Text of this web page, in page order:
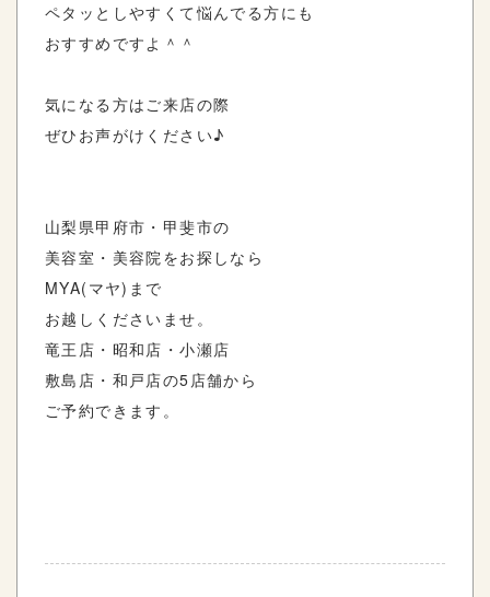
ペタッとしやすくて悩んでる方にも
おすすめですよ＾＾
気になる方はご来店の際
ぜひお声がけください♪
山梨県甲府市・甲斐市の
美容室・美容院をお探しなら
MYA(マヤ)まで
お越しくださいませ。
竜王店・昭和店・小瀬店
敷島店・和戸店の5店舗から
ご予約できます。